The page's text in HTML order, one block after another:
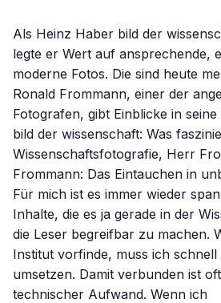
Als Heinz Haber bild der
legte er Wert auf ansprechende,
moderne Fotos. Die sind heute
Ronald Frommann, einer der
Fotografen, gibt Einblicke in
bild der wissenschaft: Was
Wissenschaftsfotografie, Herr
Frommann: Das Eintauchen in
Für mich ist es immer wieder
Inhalte, die es ja gerade in der
die Leser begreifbar zu machen.
Institut vorfinde, muss ich schnell
umsetzen. Damit verbunden ist
technischer Aufwand. Wenn ich